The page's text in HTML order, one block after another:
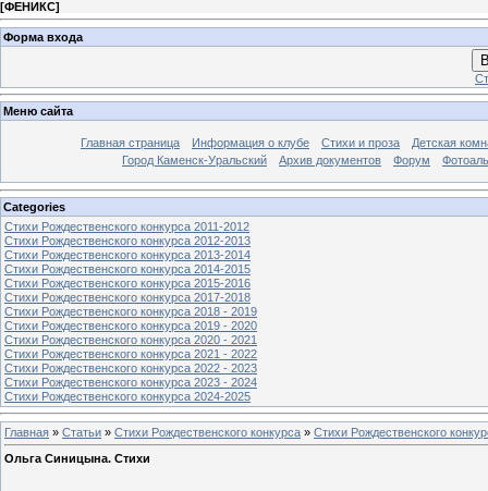
[ФЕНИКС]
Форма входа
Меню сайта
Главная страница Информация о клубе Стихи и проза
Детская
Город Каменск-Уральский
Архив документов Форум
Categories
Стихи Рождественского конкурса 2011-2012
Стихи Рождественского конкурса 2012-2013
Стихи Рождественского конкурса 2013-2014
Стихи Рождественского конкурса 2014-2015
Стихи Рождественского конкурса 2015-2016
Стихи Рождественского конкурса 2017-2018
Стихи Рождественского конкурса 2018 - 2019
Стихи Рождественского конкурса 2019 - 2020
Стихи Рождественского конкурса 2020 - 2021
Стихи Рождественского конкурса 2021 - 2022
Стихи Рождественского конкурса 2022 - 2023
Стихи Рождественского конкурса 2023 - 2024
Стихи Рождественского конкурса 2024-2025
Главная » Статьи » Стихи Рождественского конкурса » Стихи Рождественского
Ольга Синицына. Стихи